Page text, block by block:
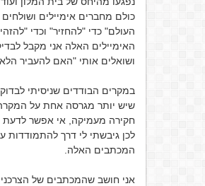
כולם מחברים אימיילים
העולם" כדי "להחזיר" וכדי
האימיילים האלה אני מקבל
ושואלים אותי "האם להעביר
במקרים הבודדים שניסיתי לבדוק
שיש יותר מגרסה אחת על המקרה
חקירה מעמיקה, אי אפשר לדעת
לכן גיבשתי לי דרך להתמודדות
המכתבים האלה.
אני חושב שהמכתבים של